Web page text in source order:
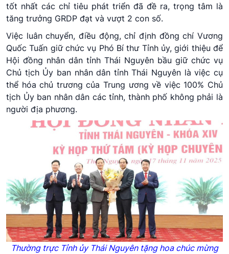
tốt nhất các chỉ tiêu phát triển đã đề ra, trọng tâm là
tăng trưởng GRDP đạt và vượt 2 con số.
Việc luân chuyển, điều động, chỉ định đồng chí Vương
Quốc Tuấn giữ chức vụ Phó Bí thư Tỉnh ủy, giới thiệu để
Hội đồng nhân dân tỉnh Thái Nguyên bầu giữ chức vụ
Chủ tịch Ủy ban nhân dân tỉnh Thái Nguyên là việc cụ
thể hóa chủ trương của Trung ương về việc 100% Chủ
tịch Ủy ban nhân dân các tỉnh, thành phố không phải là
người địa phương.
Thường trực Tỉnh ủyThái Nguyên tặng hoa chúc mừng